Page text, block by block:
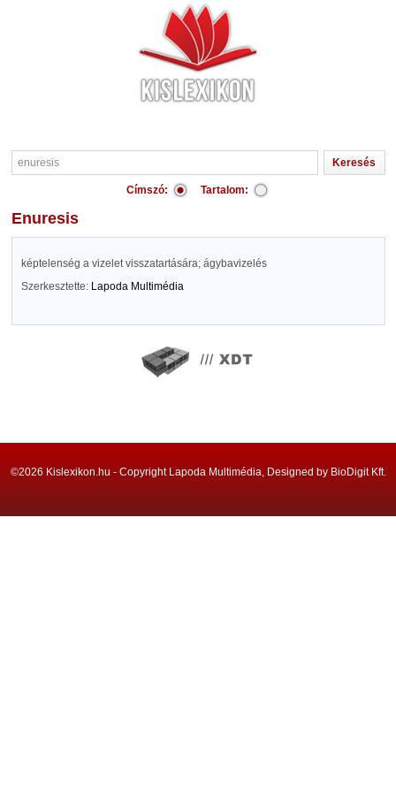
Címszó: Tartalom:
enuresis
képtelenség a vizelet visszatartására; ágybavizelés
Szerkesztette: Lapoda Multimédia
©2026 Kislexikon.hu - Copyright Lapoda Multimédia, Designed by BioDigit Kft.